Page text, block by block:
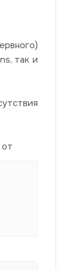
так и